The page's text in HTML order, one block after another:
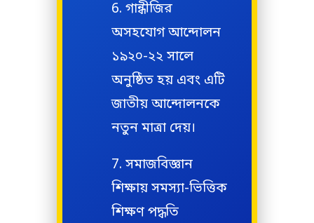
গান্ধীজির
অসহযোগ আন্দোলন
১৯২০-২২ সালে
অনুষ্ঠিত হয় এবং এটি
জাতীয় আন্দোলনকে
নতুন মাত্রা দেয়।
সমাজবিজ্ঞান
শিক্ষায় সমস্যা-ভিত্তিক
শিক্ষণ পদ্ধতি